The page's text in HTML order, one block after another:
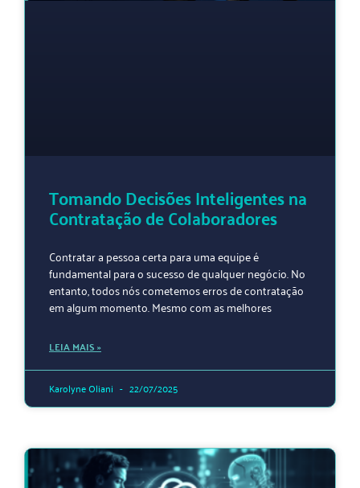
Tomando Decisões Inteligentes na
Contratação de Colaboradores
Contratar a pessoa certa para uma equipe é
fundamental para o sucesso de qualquer negócio. No
entanto, todos nós cometemos erros de contratação
em algum momento. Mesmo com as melhores
LEIA MAIS »
Karolyne Oliani 22/07/2025